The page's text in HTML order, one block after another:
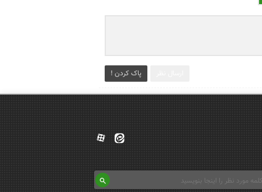
پاک کردن !